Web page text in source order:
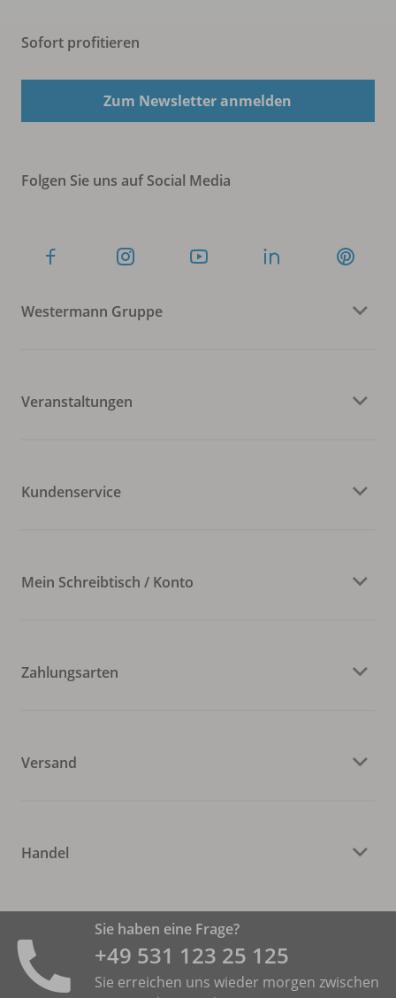
Sofort profitieren
Zum Newsletter anmelden
Folgen Sie uns auf Social Media
Westermann Gruppe
Veranstaltungen
Kundenservice
Mein Schreibtisch / Konto
Zahlungsarten
Versand
Handel
Sie haben eine Frage?
+49 531 ­123 25 125
Sie erreichen uns wieder morgen zwischen